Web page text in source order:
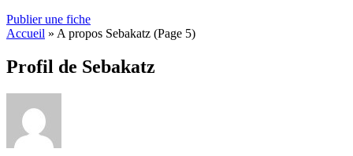
Publier une fiche
Accueil » A propos Sebakatz (Page 5)
Profil de Sebakatz